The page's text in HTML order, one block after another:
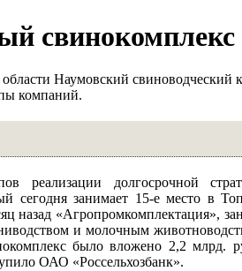
свинокомплекс
Наумовский свиноводческий
компаний.
долгосрочной
сегодня занимает 15-е место в
назад «Агропромкомплектация»,
и молочным
было вложено 2,2 млрд.
ОАО «Россельхозбанк».